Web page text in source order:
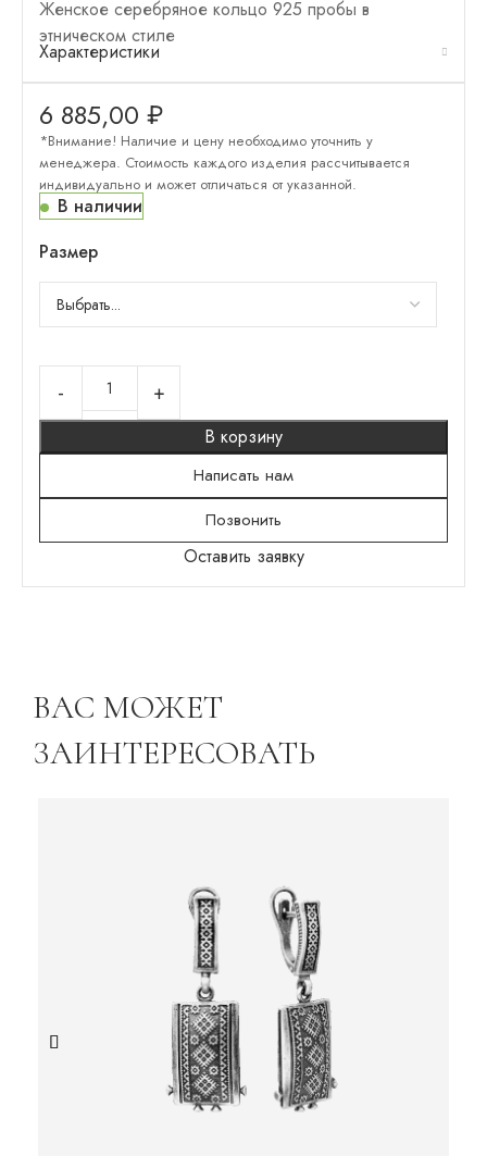
Женское серебряное кольцо 925 пробы в
этническом стиле
Характеристики
6 885,00 ₽
*Внимание! Наличие и цену необходимо уточнить у
менеджера. Стоимость каждого изделия рассчитывается
индивидуально и может отличаться от указанной.
В наличии
Размер
В корзину
Написать нам
Позвонить
Оставить заявку
ВАС МОЖЕТ
ЗАИНТЕРЕСОВАТЬ